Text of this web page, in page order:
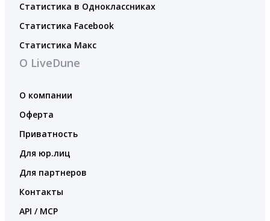
Статистика в Одноклассниках
Статистика Facebook
Статистика Макс
О LiveDune
О компании
Оферта
Приватность
Для юр.лиц
Для партнеров
Контакты
API / MCP